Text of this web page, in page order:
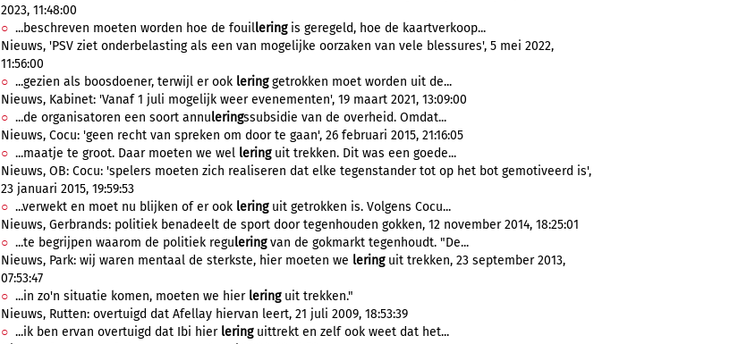
2023, 11:48:00
...beschreven moeten worden hoe de fouilleringis geregeld, hoe de kaartverkoop...
Nieuws, 'PSV ziet onderbelasting als een van mogelijke oorzaken van vele blessures', 5 mei 2022,
11:56:00
...gezien als boosdoener, terwijl er ook leringgetrokken moet worden uit de...
Nieuws, Kabinet: 'Vanaf 1 juli mogelijk weer evenementen', 19 maart 2021, 13:09:00
...de organisatoren een soort annuleringssubsidie van de overheid. Omdat...
Nieuws, Cocu: 'geen recht van spreken om door te gaan', 26 februari 2015, 21:16:05
...maatje te groot. Daar moeten we wel leringuit trekken. Dit was een goede...
Nieuws, OB: Cocu: 'spelers moeten zich realiseren dat elke tegenstander tot op het bot gemotiveerd is',
23 januari 2015, 19:59:53
...verwekt en moet nu blijken of er ook leringuit getrokken is. Volgens Cocu...
Nieuws, Gerbrands: politiek benadeelt de sport door tegenhouden gokken, 12 november 2014, 18:25:01
...te begrijpen waarom de politiek reguleringvan de gokmarkt tegenhoudt. "De...
Nieuws, Park: wij waren mentaal de sterkste, hier moeten we leringuit trekken, 23 september 2013,
07:53:47
...in zo'n situatie komen, moeten we hier leringuit trekken."
Nieuws, Rutten: overtuigd dat Afellay hiervan leert, 21 juli 2009, 18:53:39
...ik ben ervan overtuigd dat Ibi hier leringuittrekt en zelf ook weet dat het...